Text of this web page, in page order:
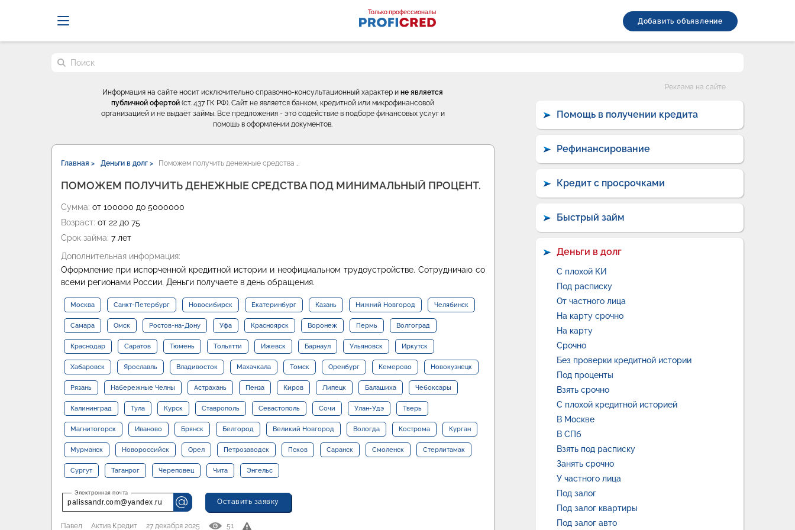
Только профессионалы
Добавить объявление
Поиск по сайту
Информация на сайте носит исключительно справочно-консультационный характер ине является
публичной офертой (ст. 437 ГК РФ). Сайт не является банком, кредитной или микрофинансовой
организацией и не выдаёт займы. Все предложения - это содействие в подборе финансовых услуг и
помощь в оформлении документов.
Главная > Деньги в долг > Поможем получить денежные средства …
ПОМОЖЕМ ПОЛУЧИТЬ ДЕНЕЖНЫЕ СРЕДСТВА ПОД МИНИМАЛЬНЫЙ ПРОЦЕНТ.
Сумма: от 100000 до 5000000
Возраст: от 22 до 75
Срок займа: 7 лет
Дополнительная информация:
Оформление при испорченной кредитной истории и неофициальном трудоустройстве. Сотрудничаю со
всеми регионами России. Деньги получаете в день обращения.
Москва Санкт-Петербург Новосибирск Екатеринбург Казань Нижний Новгород Челябинск
Самара Омск Ростов-на-Дону Уфа Красноярск Воронеж Пермь Волгоград
Краснодар Саратов Тюмень Тольятти Ижевск Барнаул Ульяновск Иркутск
Хабаровск Ярославль Владивосток Махачкала Томск Оренбург Кемерово Новокузнецк
Рязань Набережные Челны Астрахань Пенза Киров Липецк Балашиха Чебоксары
Калининград Тула Курск Ставрополь Севастополь Сочи Улан-Удэ Тверь
Магнитогорск Иваново Брянск Белгород Великий Новгород Вологда Кострома Курган
Мурманск Новороссийск Орел Петрозаводск Псков Саранск Смоленск Стерлитамак
Сургут Таганрог Череповец Чита Энгельс
palissandr.com@yandex.ru Оставить заявку
Павел Актив Кредит 27 декабря 2025 51
Реклама на сайте
Помощь в получении кредита
Рефинансирование
Кредит с просрочками
Быстрый займ
Деньги в долг
С плохой КИ
Под расписку
От частного лица
На карту срочно
На карту
Срочно
Без проверки кредитной истории
Под проценты
Взять срочно
С плохой кредитной историей
В Москве
В СПб
Взять под расписку
Занять срочно
У частного лица
Под залог
Под залог квартиры
Под залог авто